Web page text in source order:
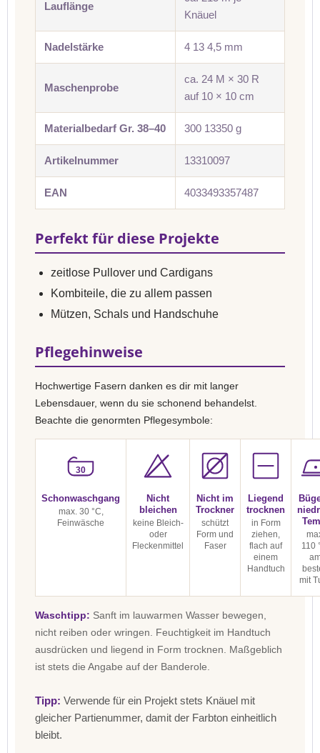
Lauflänge
Knäuel
Nadelstärke 4 13 4,5 mm
Maschenprobe
ca. 24 M × 30 R
auf 10 × 10 cm
Materialbedarf Gr. 38–40 300 13350 g
Artikelnummer 13310097
EAN 4033493357487
Perfekt für diese Projekte
zeitlose Pullover und Cardigans
Kombiteile, die zu allem passen
Mützen, Schals und Handschuhe
Pflegehinweise
Hochwertige Fasern danken es dir mit langer
Lebensdauer, wenn du sie schonend behandelst.
Beachte die genormten Pflegesymbole:
30
Schonwaschgang
max. 30 °C,
Feinwäsche
Nicht
bleichen
keine Bleich-
oder
Fleckenmittel
Nicht im
Trockner
schützt
Form und
Faser
Liegend
trocknen
in Form
ziehen,
flach auf
einem
Handtuch
110
mit
Waschtipp: Sanft im lauwarmen Wasser bewegen,
nicht reiben oder wringen. Feuchtigkeit im Handtuch
ausdrücken und liegend in Form trocknen. Maßgeblich
ist stets die Angabe auf der Banderole.
Tipp: Verwende für ein Projekt stets Knäuel mit
gleicher Partienummer, damit der Farbton einheitlich
bleibt.